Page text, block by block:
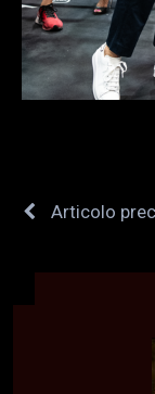
Articolo